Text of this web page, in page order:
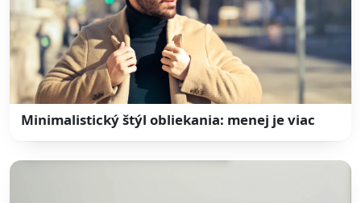
Minimalistický štýl obliekania: menej je viac